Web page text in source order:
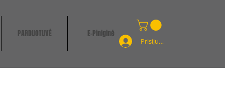
PARDUOTUVĖ E-Piniginė
Prisijungti